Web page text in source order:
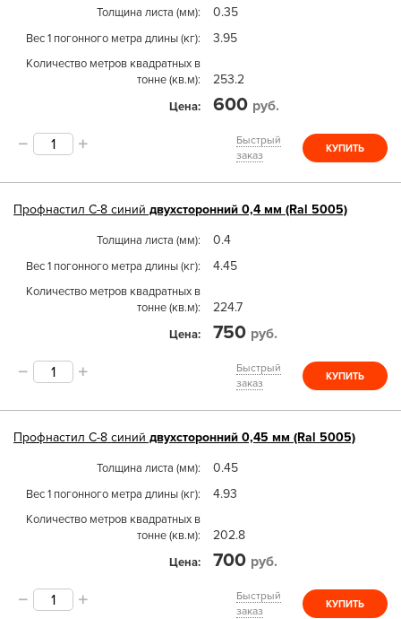
Толщина листа (мм) 0.35
Вес 1 погонного метра длины (кг) 3.95
Количество метров квадратных в
тонне (кв.м)
253.2
Цена 600 руб.
Быстрый
заказ
КУПИТЬ
Профнастил С-8 синий двухсторонний 0,4 мм (Ral 5005)
Толщина листа (мм) 0.4
Вес 1 погонного метра длины (кг) 4.45
Количество метров квадратных в
тонне (кв.м)
224.7
Цена 750 руб.
Быстрый
заказ
КУПИТЬ
Профнастил С-8 синий двухсторонний 0,45 мм (Ral 5005)
Толщина листа (мм) 0.45
Вес 1 погонного метра длины (кг) 4.93
Количество метров квадратных в
тонне (кв.м)
202.8
Цена 700 руб.
Быстрый
заказ
КУПИТЬ